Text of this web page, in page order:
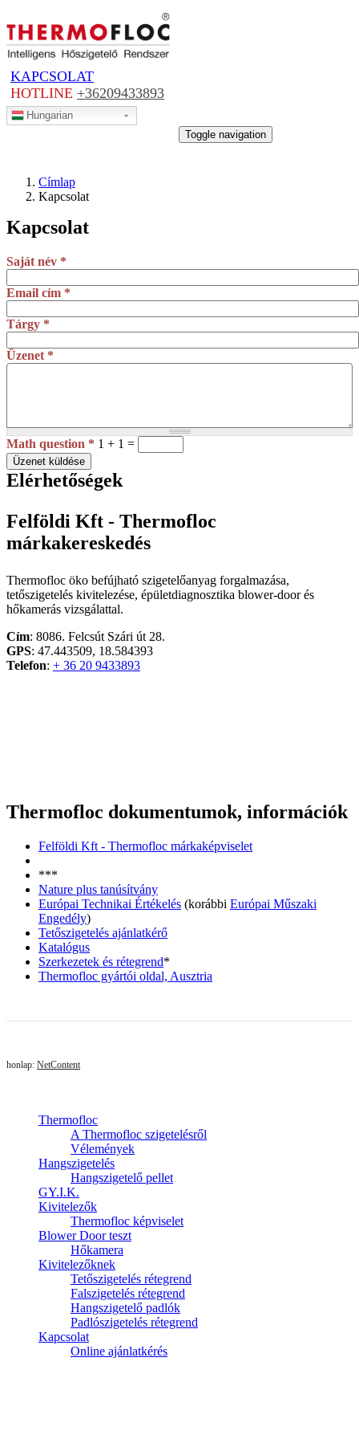
tartalomra
KAPCSOLAT
HOTLINE +36209433893
Hungarian
Toggle navigation
Címlap
Kapcsolat
Kapcsolat
Saját név *
Email cím *
Tárgy *
Üzenet *
Math question * 1 + 1 =
Üzenet küldése
Elérhetőségek
Felföldi Kft - Thermofloc
márkakereskedés
Thermofloc öko befújható szigetelőanyag forgalmazása,
tetőszigetelés kivitelezése, épületdiagnosztika blower-door és
hőkamerás vizsgálattal.
Cím: 8086. Felcsút Szári út 28.
GPS: 47.443509, 18.584393
Telefon: + 36 20 9433893
Thermofloc dokumentumok, információk
Felföldi Kft - Thermofloc márkaképviselet
***
Nature plus tanúsítvány
Európai Technikai Értékelés (korábbi Európai Műszaki
Engedély)
Tetőszigetelés ajánlatkérő
Katalógus
Szerkezetek és rétegrend*
Thermofloc gyártói oldal, Ausztria
honlap: NetContent
Thermofloc
A Thermofloc szigetelésről
Vélemények
Hangszigetelés
Hangszigetelő pellet
GY.I.K.
Kivitelezők
Thermofloc képviselet
Blower Door teszt
Hőkamera
Kivitelezőknek
Tetőszigetelés rétegrend
Falszigetelés rétegrend
Hangszigetelő padlók
Padlószigetelés rétegrend
Kapcsolat
Online ajánlatkérés